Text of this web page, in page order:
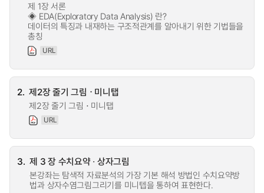
제 1장 서론
◈ EDA(Exploratory Data Analysis) 란?
데이터의 특징과 내재하는 구조적관계를 알아내기 위한 기법들을
총칭
URL
2. 제2장 줄기 그림 ⋅ 미니탭
제2장 줄기 그림 ⋅ 미니탭
URL
3. 제 3 장 수치요약 ∙ 상자그림
본강좌는 탐색적 자료분석의 가장 기본 해석 방법인 수치요약방
법과 상자수염그림그리기를 미니텝을 통하여 표현한다.